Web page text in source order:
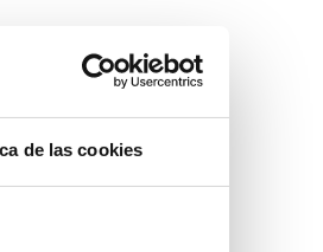
de las cookies